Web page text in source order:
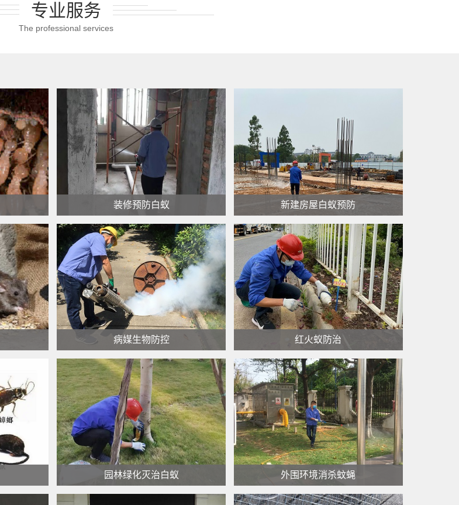
专业服务
The professional services
装修预防白蚁
装修预防白蚁
查看更多 >
新建房屋白蚁预防
新建房屋白蚁预防
查看更多 >
病媒生物防控
病媒生物防控
查看更多 >
红火蚁防治
红火蚁防治
查看更多 >
园林绿化灭治白蚁 外围环境消杀蚊蝇